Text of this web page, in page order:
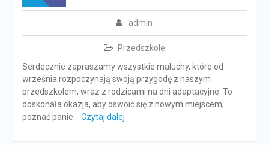
admin
Przedszkole
Serdecznie zapraszamy wszystkie maluchy, które od
września rozpoczynają swoją przygodę z naszym
przedszkolem, wraz z rodzicami na dni adaptacyjne. To
doskonała okazja, aby oswoić się z nowym miejscem,
poznać panie
Czytaj dalej